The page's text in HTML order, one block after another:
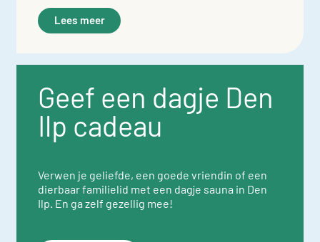
Lees meer
Geef een dagje Den
Ilp cadeau
Verwen je geliefde, een goede vriendin of een
dierbaar familielid met een dagje sauna in Den
Ilp. En ga zelf gezellig mee!